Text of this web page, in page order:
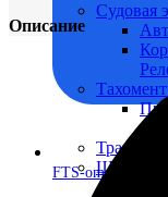
FTS-omsk@mail.ru
Судовая
Щитовые
Описание